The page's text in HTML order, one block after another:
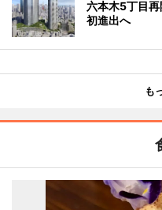
六本木5丁目
初進出へ
も